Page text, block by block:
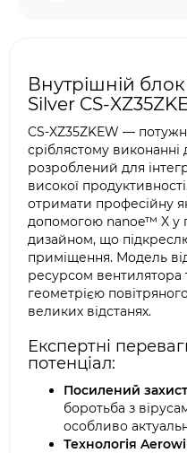
Внутрішній
Silver CS-
CS-XZ35ZKEW —
сріблястому
розроблений для
високої
отримати професійну
допомогою nanoe™ X у
дизайном, що
приміщення. Модель
ресурсом вентилятора
геометрією
великих відстанях.
Експертні
потенціал:
Посилений
боротьба з
особливо
Технологія